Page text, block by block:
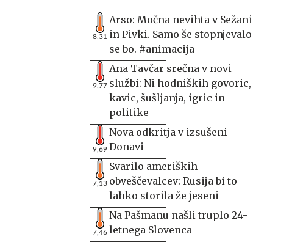
8,31
Arso: Močna nevihta v Sežani
in Pivki. Samo še stopnjevalo
se bo. #animacija
9,77
Ana Tavčar srečna v novi
službi: Ni hodniških govoric,
kavic, šušljanja, igric in
politike
9,69
Nova odkritja v izsušeni
Donavi
7,13
Svarilo ameriških
obveščevalcev: Rusija bi to
lahko storila že jeseni
7,46
Na Pašmanu našli truplo 24-
letnega Slovenca